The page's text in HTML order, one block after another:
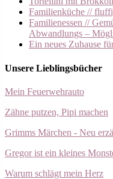
Familienküche //
Familienessen //
Abwandlungs –
Ein neues Zuhause
Unsere Lieblingsbücher
Mein Feuerwehrauto
Zähne putzen, Pipi machen
Grimms Märchen - Neu
Gregor ist ein kleines
Warum schlägt mein Herz